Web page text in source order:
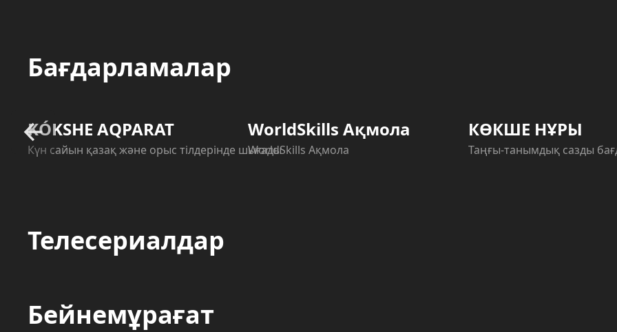
Бағдарламалар
KÓKSHE AQPARAT
Күн сайын қазақ және орыс тілдерінде шығады
WorldSkills Ақмола
WorldSkills Ақмола
КӨКШЕ НҰРЫ
Таңғы-танымдық сазды
Телесериалдар
Бейнемұрағат